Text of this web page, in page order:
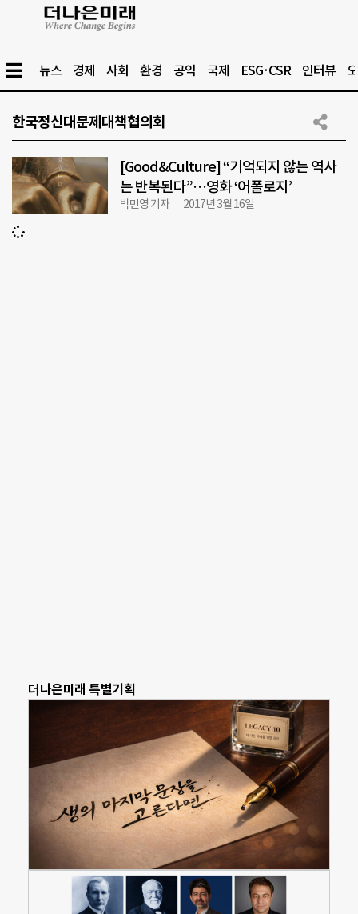
뉴스 경제 사회 환경 공익 국제 ESG·CSR 인터뷰
한국정신대문제대책협의회
[Good&Culture] “기억되지 않는 역사
는 반복된다”…영화 ‘어폴로지’
박민영 기자 2017년 3월 16일
더나은미래 특별기획